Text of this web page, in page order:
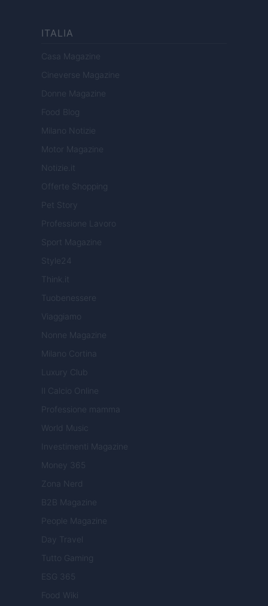
ITALIA
Casa Magazine
Cineverse Magazine
Donne Magazine
Food Blog
Milano Notizie
Motor Magazine
Notizie.it
Offerte Shopping
Pet Story
Professione Lavoro
Sport Magazine
Style24
Think.it
Tuobenessere
Viaggiamo
Nonne Magazine
Milano Cortina
Luxury Club
Il Calcio Online
Professione mamma
World Music
Investimenti Magazine
Money 365
Zona Nerd
B2B Magazine
People Magazine
Day Travel
Tutto Gaming
ESG 365
Food Wiki